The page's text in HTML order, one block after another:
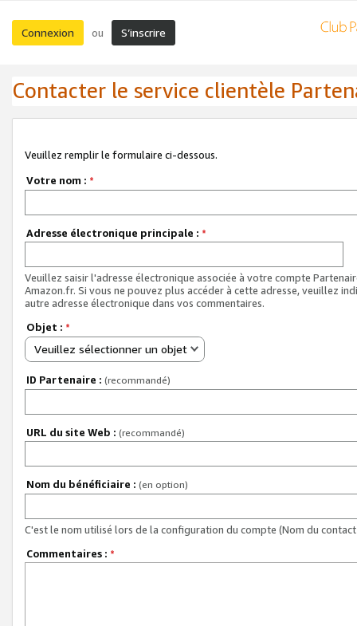
Connexion ou S’inscrire
Contacter le service clientèle
Veuillez remplir le formulaire ci-dessous.
Votre nom : *
Adresse électronique principale : *
Veuillez saisir l'adresse électronique associée à votre compte
Amazon.fr. Si vous ne pouvez plus accéder à cette adresse, veuillez
autre adresse électronique dans vos commentaires.
Objet : *
Veuillez sélectionner un objet
ID Partenaire : (recommandé)
URL du site Web : (recommandé)
Nom du bénéficiaire : (en option)
C'est le nom utilisé lors de la configuration du compte (Nom du
Commentaires : *